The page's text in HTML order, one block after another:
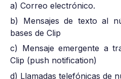
a) Correo electrónico.
b) Mensajes de texto al
bases de Clip
c) Mensaje emergente a
Clip (push notification)
d) Llamadas telefónicas de